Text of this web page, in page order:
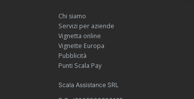
Chi siamo
Servizi per aziende
Vignetta online
Vignette Europa
Pubblicità
Punti Scala Pay
Scala Assistance SRL